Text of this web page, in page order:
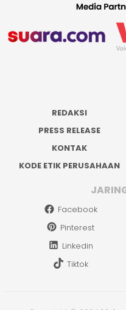
REDAKSI
PRESS RELEASE
KONTAK
KODE ETIK PERUSAHAAN
Facebook
Pinterest
Linkedin
Tiktok